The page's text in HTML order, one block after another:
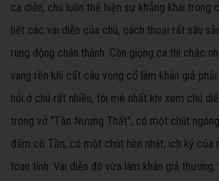
ca diễn, chú luôn thể hiện sự khẳng khái trong
hết các vai diễn của chú, cách thoại rất sâu
rung động chân thành. Còn giọng ca thì chắc
vang rền khi cất câu vọng cổ làm khán giả
hỏi ở chú rất nhiều, tôi mê nhất khi xem chú
trong vở "Tần Nương Thất", có một chút
đắm cô Tần; có một chút hèn nhát, ích kỷ của
toan tính. Vai diễn đó vừa làm khán giả thương,